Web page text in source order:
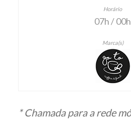
07h / 00h
* Chamada para a rede